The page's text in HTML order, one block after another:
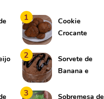
1
Cookie
Crocante
2
Sorvete de
Banana e
3 Sobremesa de